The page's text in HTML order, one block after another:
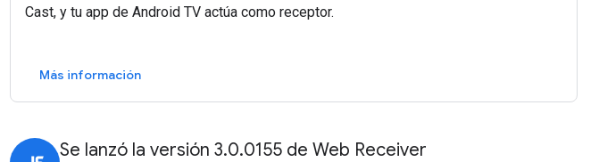
Cast, y tu app de Android TV actúa como receptor.
Más información
Se lanzó la versión 3.0.0155 de Web Receiver